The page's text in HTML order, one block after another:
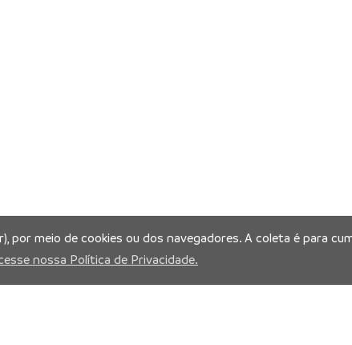
por meio de cookies ou dos navegadores. A coleta é para
nossa Política de Privacidade.